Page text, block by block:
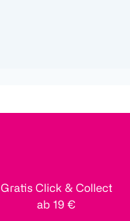
Gratis Click & Collect
ab 19 €